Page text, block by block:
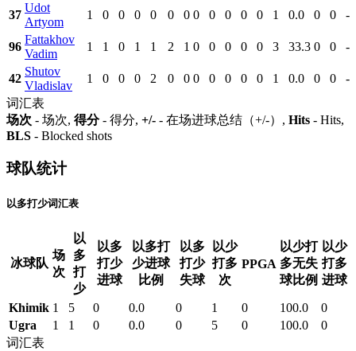
37
Udot
Artyom
1 0 0 0 0 0 0 0 0 0 0 0 1 0.0 0 0 -
96
Fattakhov
Vadim
1 1 0 1 1 2 1 0 0 0 0 0 3 33.3 0 0 -
42
Shutov
Vladislav
1 0 0 0 2 0 0 0 0 0 0 0 1 0.0 0 0
-
词汇表
场次 - 场次, 得分- 得分, +/- - 在场进球总结（+/-）, Hits - Hits,
BLS - Blocked shots
球队统计
以多打少词汇表
冰球队
场
次
以
多
打
少
以多
打少
进球
以多打
少进球
比例
以多
打少
失球
以少
打多
次
PPGA
以少打
多无失
球比例
以少
打多
进球
Khimik 1 5 0 0.0 0 1 0 100.0
0
Ugra
1 1 0 0.0 0 5 0 100.0
0
词汇表